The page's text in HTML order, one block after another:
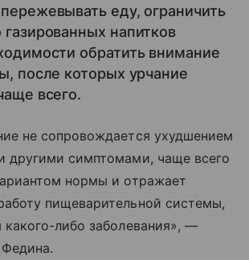
еду, ограничить
газированных напитков
обратить внимание
после которых урчание
всего.
не сопровождается ухудшением
другими симптомами, чаще всего
нормы и отражает
пищеварительной системы,
какого-либо заболевания», —